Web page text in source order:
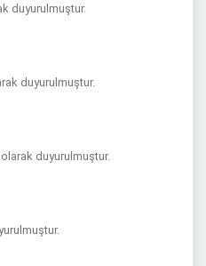
duyurulmuştur.
duyurulmuştur.
duyurulmuştur.